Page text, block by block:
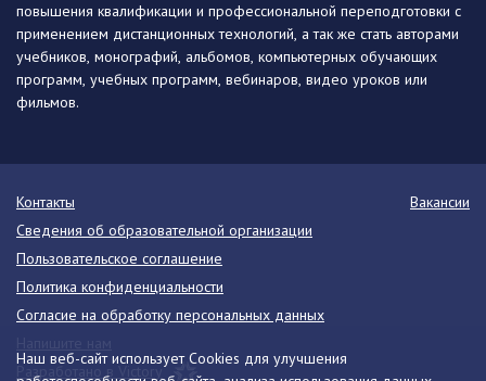
Наш веб-сайт использует Cookies для улучшения
повышения квалификации и профессиональной переподготовки с
применением дистанционных технологий, а так же стать авторами
учебников, монографий, альбомов, компьютерных обучающих
программ, учебных программ, вебинаров, видео уроков или
фильмов.
Контакты
Вакансии
Сведения об образовательной организации
Пользовательское соглашение
Политика конфиденциальности
Согласие на обработку персональных данных
Разработано в Victory